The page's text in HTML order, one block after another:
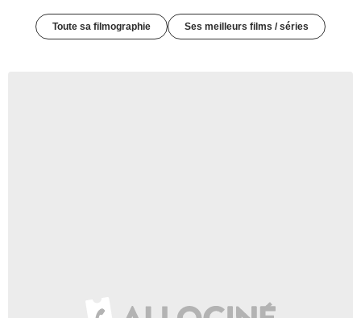
Toute sa filmographie Ses meilleurs films / séries